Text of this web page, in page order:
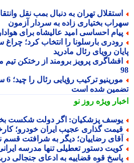
تهران به دنبال بمب نقل
بختیاری زاده به سردار آزمون
احساسی امید عالیشاه برای
بارسلونا را انتخاب کرد؛ چراغ
رویای رئال مادرید
پرویز برومند از رختکن تیم ملی
مورینیو
شده است
ویژهروز نو
پزشکیان: اگر دولت شکست
گذاری عجیب ایران خودرو؛ کارخانه
رضاییان؛ دیگر به شرافتت قسم
دستور تعطیلی تنها مدرسه ایرانی
قوه قضاییه به ادعای جنجالی